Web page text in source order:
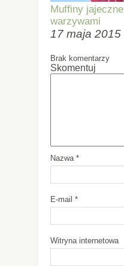
Muffiny
warzywami
17 maja 2015
Brak komentarzy
Skomentuj
Nazwa *
E-mail *
Witryna internetowa